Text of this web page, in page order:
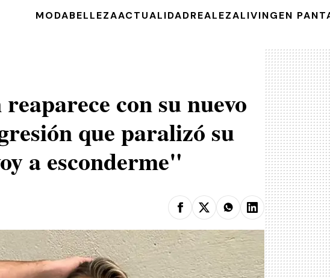
MODABELLEZAACTUALIDADREALEZALIVINGEN
con su nuevo
que paralizó su
a esconderme"